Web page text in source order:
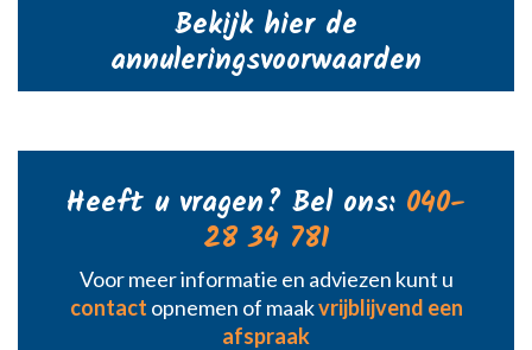
Bekijk hier de
annuleringsvoorwaarden
Heeft u vragen? Bel ons: 040-
28 34 781
Voor meer informatie en adviezen kunt u
contact opnemen of maakvrijblijvend een
afspraak